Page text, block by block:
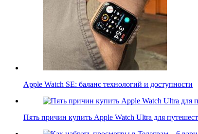
Apple Watch SE: баланс технологий и доступности
Пять причин купить Apple Watch Ultra для